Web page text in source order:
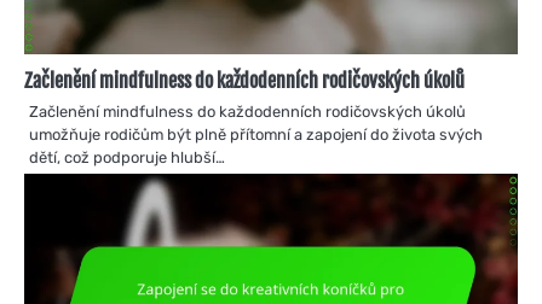
Začlenění mindfulness do každodenních rodičovských úkolů
Začlenění mindfulness do každodenních rodičovských úkolů
umožňuje rodičům být plně přítomní a zapojení do života svých
dětí, což podporuje hlubší…